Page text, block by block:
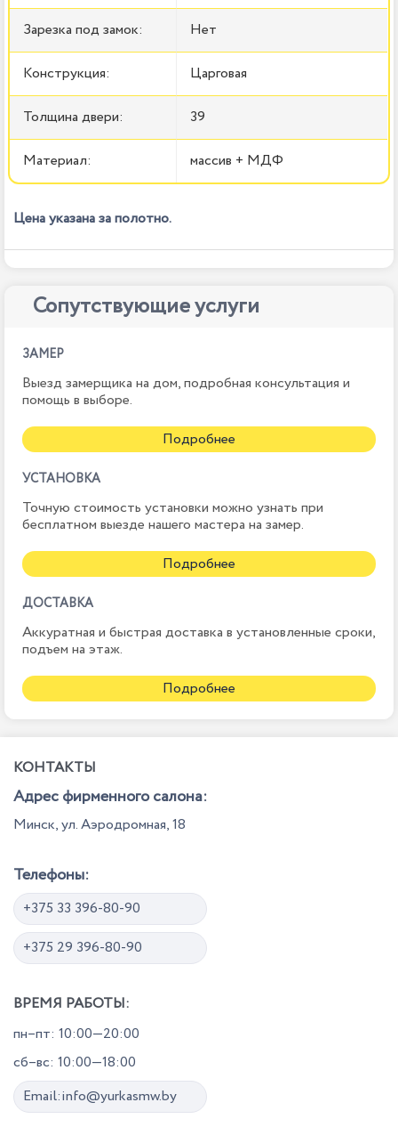
Зарезка под замок: Нет
Конструкция: Царговая
Толщина двери: 39
Материал: массив + МДФ
Цена указана за полотно.
Сопутствующие услуги
ЗАМЕР
Выезд замерщика на дом, подробная консультация и
помощь в выборе.
Подробнее
УСТАНОВКА
Точную стоимость установки можно узнать при
бесплатном выезде нашего мастера на замер.
Подробнее
ДОСТАВКА
Аккуратная и быстрая доставка в установленные сроки,
подъем на этаж.
Подробнее
КОНТАКТЫ
Адрес фирменного салона:
Минск, ул. Аэродромная, 18
Телефоны:
+375 33 396-80-90
+375 29 396-80-90
ВРЕМЯ РАБОТЫ:
пн–пт: 10:00—20:00
сб–вс: 10:00—18:00
Email:info@yurkasmw.by